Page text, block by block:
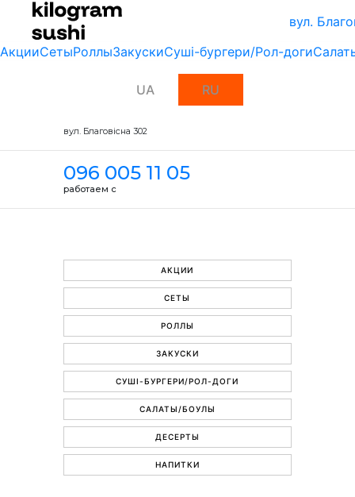
вул.
АкцииСетыРоллыЗакускиСуші-бургери/Рол-доги
UA RU
вул. Благовісна 302
096 005 11 05
работаем с
АКЦИИ
СЕТЫ
РОЛЛЫ
ЗАКУСКИ
СУШІ-БУРГЕРИ/РОЛ-ДОГИ
САЛАТЫ/БОУЛЫ
ДЕСЕРТЫ
НАПИТКИ